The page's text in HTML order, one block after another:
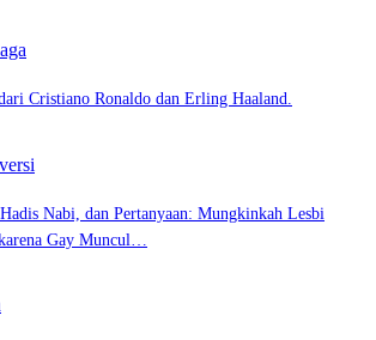
Cristiano Ronaldo dan Erling Haaland.
Nabi, dan Pertanyaan: Mungkinkah Lesbi
Gay Muncul…